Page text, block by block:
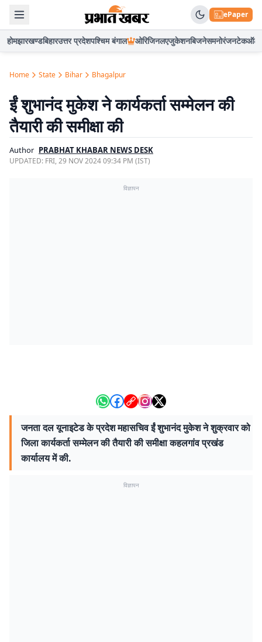
ePaper
होमझारखण्डबिहारउत्तर प्रदेशपश्चिम बंगाल ओरिजिनलएजुकेशनबिजनेसमनोरंजनटेकऑटो
Home State Bihar Bhagalpur
ईं शुभानंद मुकेश ने कार्यकर्ता सम्मेलन की
तैयारी की समीक्षा की
Author PRABHAT KHABAR NEWS DESK
UPDATED: FRI, 29 NOV 2024 09:34 PM (IST)
विज्ञापन
जनता दल यूनाइटेड के प्रदेश महासचिव ईं शुभानंद मुकेश ने शुक्रवार को
जिला कार्यकर्ता सम्मेलन की तैयारी की समीक्षा कहलगांव प्रखंड
कार्यालय में की.
विज्ञापन